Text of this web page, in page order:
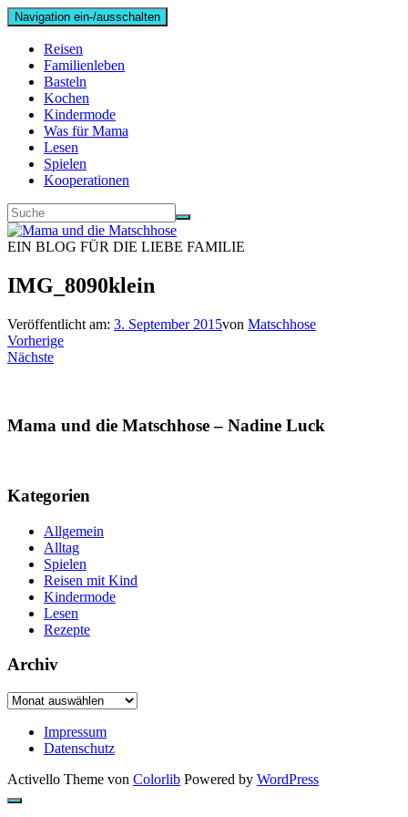
Navigation ein-/ausschalten
Reisen
Familienleben
Basteln
Kochen
Kindermode
Was für Mama
Lesen
Spielen
Kooperationen
EIN BLOG FÜR DIE LIEBE FAMILIE
IMG_8090klein
Veröffentlicht am: 3. September 2015von Matschhose
Vorherige
Nächste
Mama und die Matschhose – Nadine Luck
Kategorien
Allgemein
Alltag
Spielen
Reisen mit Kind
Kindermode
Lesen
Rezepte
Archiv
Archiv
Impressum
Datenschutz
Activello Theme von Colorlib Powered by WordPress